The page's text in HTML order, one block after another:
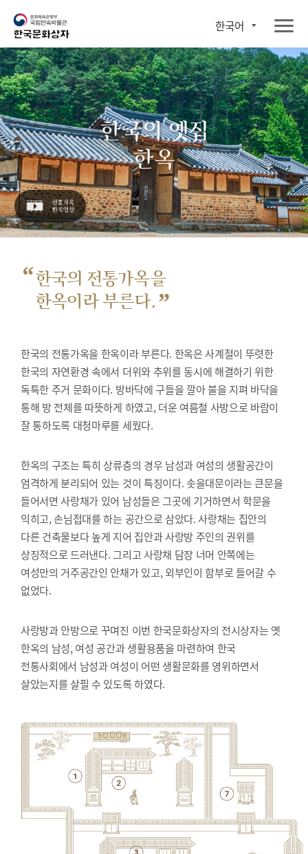
한국어
한국의 옛집
한옥
“한국의 전통가옥을
한옥이라 부른다. ”
한국의 전통가옥을 한옥이라 부른다. 한옥은 사계절이 뚜렷한
한국의 자연환경 속에서 더위와 추위를 동시에 해결하기 위한
독특한 주거 문화이다. 방바닥에 구들을 깔아 불을 지펴 바닥을
통해 방 전체를 따뜻하게 하였고, 더운 여름철 사방으로 바람이
잘 통하도록 대청마루를 세웠다.
한옥의 구조는 특히 상류층의 경우 남성과 여성의 생활공간이
엄격하게 분리되어 있는 것이 특징이다. 솟을대문이라는 큰문을
들어서면 사랑채가 있어 남성들은 그곳에 기거하면서 학문을
익히고, 손님접대를 하는 공간으로 삼았다. 사랑채는 집안의
다른 건축물보다 높게 지어 집안과 사랑방 주인의 권위를
상징적으로 드러낸다. 그리고 사랑채 담장 너머 안쪽에는
여성만의 거주공간인 안채가 있고, 외부인이 함부로 들어갈 수
없었다.
사랑방과 안방으로 꾸며진 이번 한국문화상자의 전시상자는 옛
한옥의 남성, 여성 공간과 생활용품을 마련하여 한국
전통사회에서 남성과 여성이 어떤 생활문화를 영위하면서
살았는지를 살필 수 있도록 하였다.